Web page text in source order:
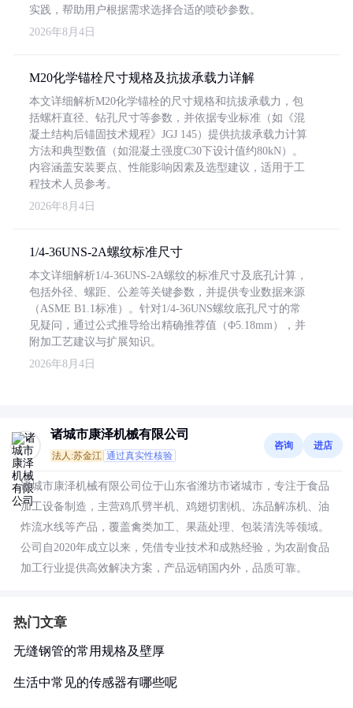
实践，帮助用户根据需求选择合适的喷砂参数。
2026年8月4日
M20化学锚栓尺寸规格及抗拔承载力详解
本文详细解析M20化学锚栓的尺寸规格和抗拔承载力，包
括螺杆直径、钻孔尺寸等参数，并依据专业标准（如《混
凝土结构后锚固技术规程》JGJ 145）提供抗拔承载力计算
方法和典型数值（如混凝土强度C30下设计值约80kN）。
内容涵盖安装要点、性能影响因素及选型建议，适用于工
程技术人员参考。
2026年8月4日
1/4-36UNS-2A螺纹标准尺寸
本文详细解析1/4-36UNS-2A螺纹的标准尺寸及底孔计算，
包括外径、螺距、公差等关键参数，并提供专业数据来源
（ASME B1.1标准）。针对1/4-36UNS螺纹底孔尺寸的常
见疑问，通过公式推导给出精确推荐值（Φ5.18mm），并
附加工艺建议与扩展知识。
2026年8月4日
诸城市康泽机械有限公司
法人:苏金江 通过真实性核验
咨询 进店
诸城市康泽机械有限公司位于山东省潍坊市诸城市，专注于食品
加工设备制造，主营鸡爪劈半机、鸡翅切割机、冻品解冻机、油
炸流水线等产品，覆盖禽类加工、果蔬处理、包装清洗等领域。
公司自2020年成立以来，凭借专业技术和成熟经验，为农副食品
加工行业提供高效解决方案，产品远销国内外，品质可靠。
热门文章
无缝钢管的常用规格及壁厚
生活中常见的传感器有哪些呢